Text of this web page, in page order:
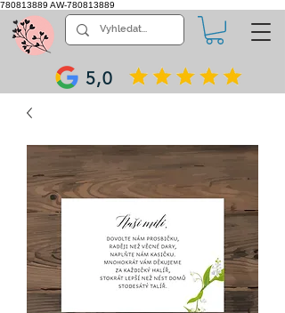
780813889 AW-780813889
5,0